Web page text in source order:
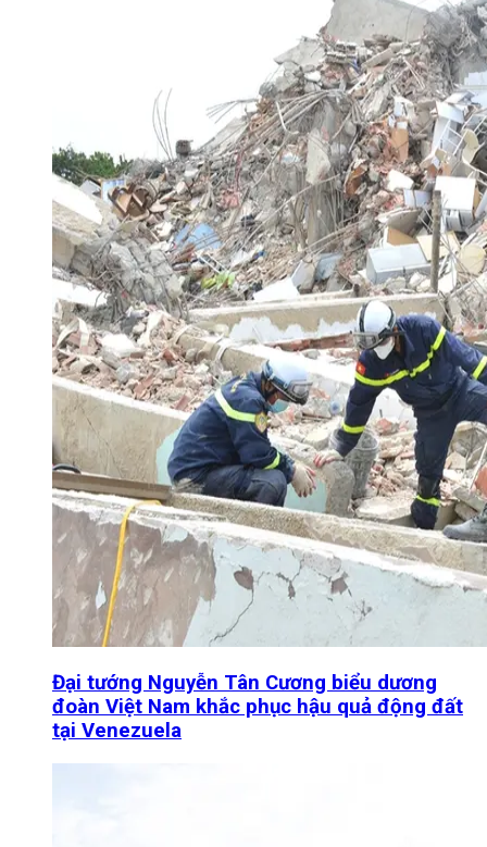
Đại tướng Nguyễn Tân Cương biểu dương
đoàn Việt Nam khắc phục hậu quả động đất
tại Venezuela